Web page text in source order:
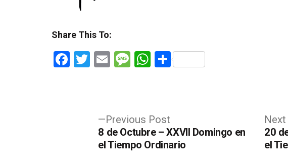
Share This To:
Facebook
Twitter
EmailMessage
WhatsApp
Share
Previous Post
post:
8 de Octubre – XXVII Domingo en
el Tiempo Ordinario
20
el